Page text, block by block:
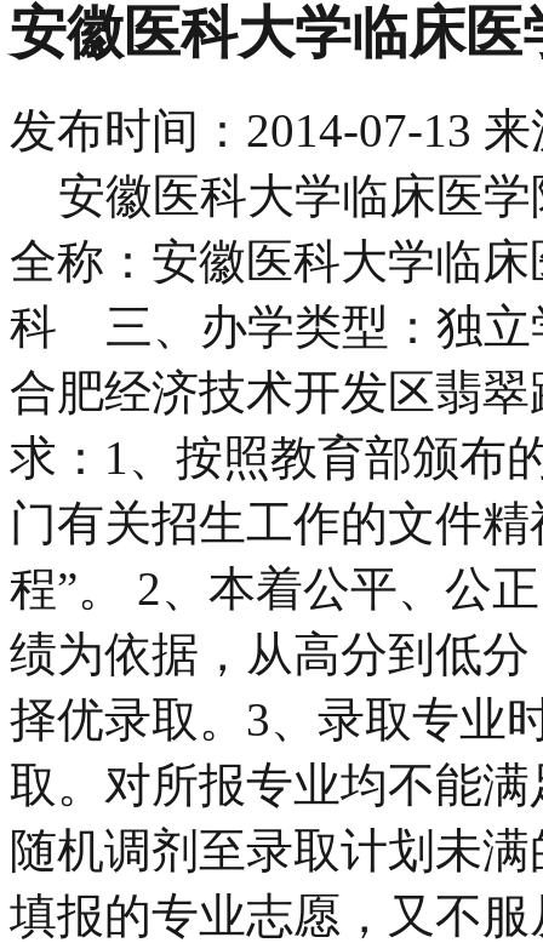
安徽医科大学临床医
发布时间： 2014-07-13 来
安徽医科大学临床医
全称：安徽医科大学临
科 三、办学类型：独
合肥经济技术开发区翡
求：1、按照教育部颁布
门有关招生工作的文件
程”。 2、本着公平、公
绩为依据，从高分到低
择优录取。3、录取专业
取。对所报专业均不能
随机调剂至录取计划未
填报的专业志愿，又不